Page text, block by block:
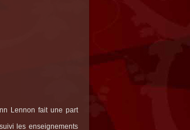
Lennon fait une part
les enseignements